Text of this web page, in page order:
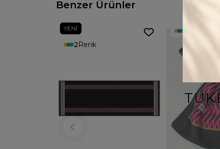
Benzer Ürünler
YENI
2Renk